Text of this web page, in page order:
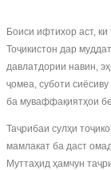
Боиси ифтихор аст,
Тоҷикистон дар
давлатдории навин,
ҷомеа, суботи
ба муваффақиятҳои
Таҷрибаи сулҳи
мамлакат ба даст
Муттаҳид ҳамчун